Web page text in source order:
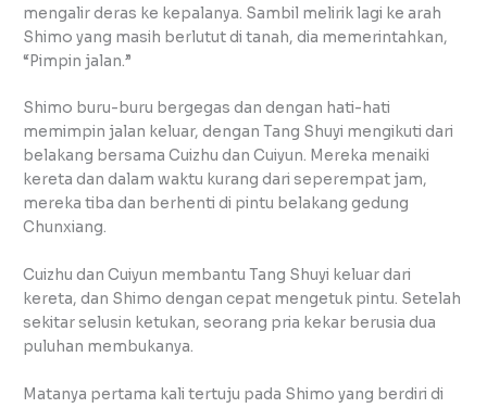
mengalir deras ke kepalanya. Sambil melirik lagi ke arah
Shimo yang masih berlutut di tanah, dia memerintahkan,
“Pimpin jalan.”
Shimo buru-buru bergegas dan dengan hati-hati
memimpin jalan keluar, dengan Tang Shuyi mengikuti dari
belakang bersama Cuizhu dan Cuiyun. Mereka menaiki
kereta dan dalam waktu kurang dari seperempat jam,
mereka tiba dan berhenti di pintu belakang gedung
Chunxiang.
Cuizhu dan Cuiyun membantu Tang Shuyi keluar dari
kereta, dan Shimo dengan cepat mengetuk pintu. Setelah
sekitar selusin ketukan, seorang pria kekar berusia dua
puluhan membukanya.
Matanya pertama kali tertuju pada Shimo yang berdiri di